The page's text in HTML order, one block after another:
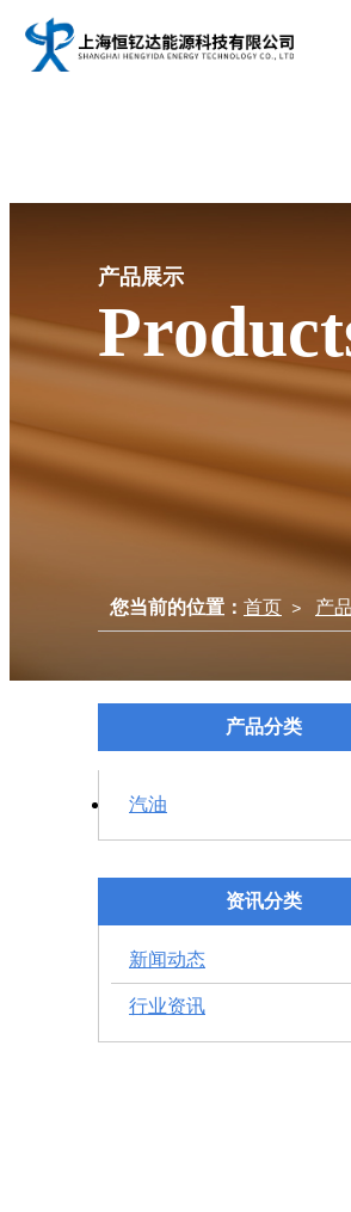
产品展示
您当前的位置： 首页 > 产
产品分类
汽油
资讯分类
新闻动态
行业资讯